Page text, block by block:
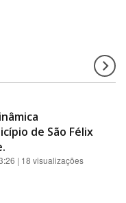
de São Félix
| 18 visualizações